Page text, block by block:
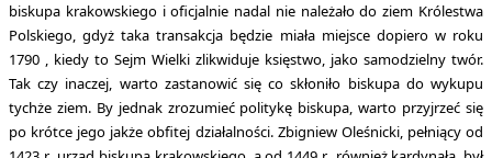
biskupa krakowskiego i oficjalnie nadal nie należało do ziem Królestwa
Polskiego, gdyż taka transakcja będzie miała miejsce dopiero w roku
1790 , kiedy to Sejm Wielki zlikwiduje księstwo, jako samodzielny twór.
Tak czy inaczej, warto zastanowić się co skłoniło biskupa do wykupu
tychże ziem. By jednak zrozumieć politykę biskupa, warto przyjrzeć się
po krótce jego jakże obfitej działalności. Zbigniew Oleśnicki, pełniący od